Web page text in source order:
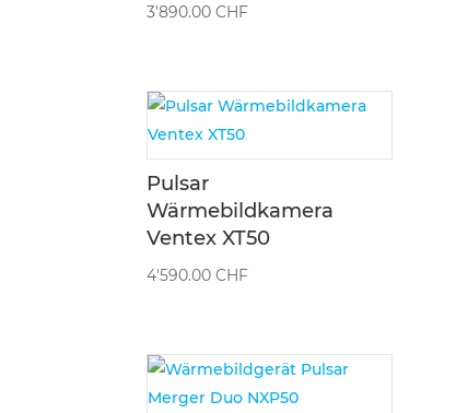
3'890.00CHF
Pulsar
Wärmebildkamera
Ventex XT50
4'590.00CHF